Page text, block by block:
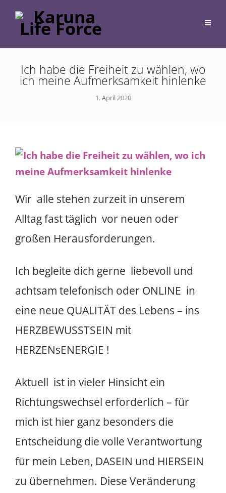
Ich habe die Freiheit zu wählen, wo
ich meine Aufmerksamkeit hinlenke
1. April 2020
Wir alle stehen zurzeit in unserem
Alltag fast täglich vor neuen oder
großen Herausforderungen.
Ich begleite dich gerne liebevoll und
achtsam telefonisch oder ONLINE in
eine neue QUALITÄT des Lebens – ins
HERZBEWUSSTSEIN mit
HERZENsENERGIE !
Aktuell ist in vieler Hinsicht ein
Richtungswechsel erforderlich – für
mich ist hier ganz besonders die
Entscheidung die volle Verantwortung
für mein Leben, DASEIN und HIERSEIN
zu übernehmen. Diese Veränderung